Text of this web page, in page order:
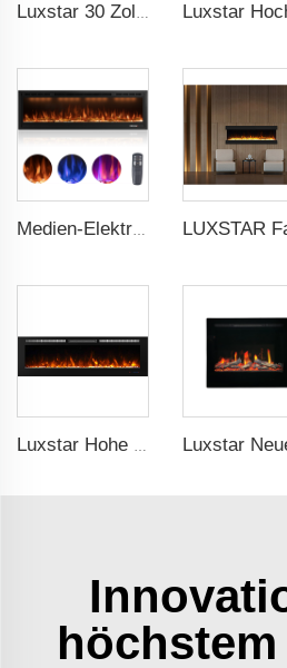
Luxstar 30 Zoll eingebaute Großhandel Elektrokamin-Einlagen mit Wärme Elektrokaminheizer mit mehrfarbigen Flammen
Luxstar Hohe Qualität Indoor 84 Zoll Einbaulicher Elektrischer Kaminofen Heizung 1500W Fernbedienung Super Dekor LED Flamme Realistisch
höchstem